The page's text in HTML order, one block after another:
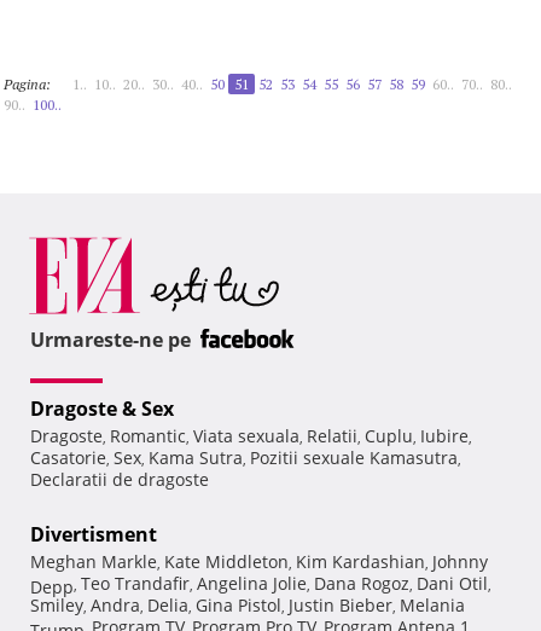
Pagina: 1.. 10.. 20.. 30.. 40.. 50 51 52 53 54 55 56 57 58 59 60.. 70.. 80..
90.. 100..
Urmareste-ne pe
Dragoste & Sex
Dragoste, Romantic, Viata sexuala, Relatii, Cuplu, Iubire,
Casatorie, Sex, Kama Sutra, Pozitii sexuale Kamasutra,
Declaratii de dragoste
Divertisment
Meghan Markle, Kate Middleton, Kim Kardashian, Johnny
Depp, Teo Trandafir, Angelina Jolie, Dana Rogoz, Dani Otil,
Smiley, Andra, Delia, Gina Pistol, Justin Bieber, Melania